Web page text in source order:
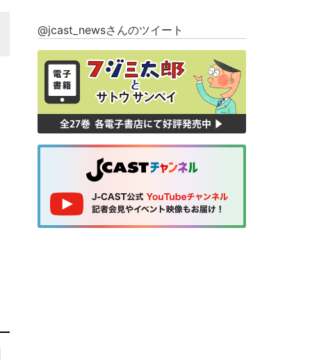
@jcast_newsさんのツイート